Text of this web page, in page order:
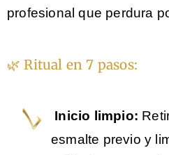
profesional que perdura
🌿 Ritual en 7 pasos:
Inicio limpio:
esmalte previo y